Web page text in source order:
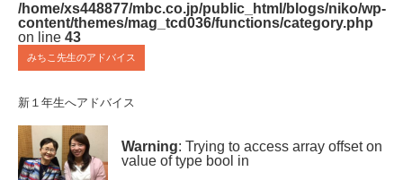
/home/xs448877/mbc.co.jp/public_html/blogs/niko/wp-
content/themes/mag_tcd036/functions/category.php
on line 43
みちこ先生のアドバイス
新１年生へアドバイス
Warning: Trying to access array offset on
value of type bool in